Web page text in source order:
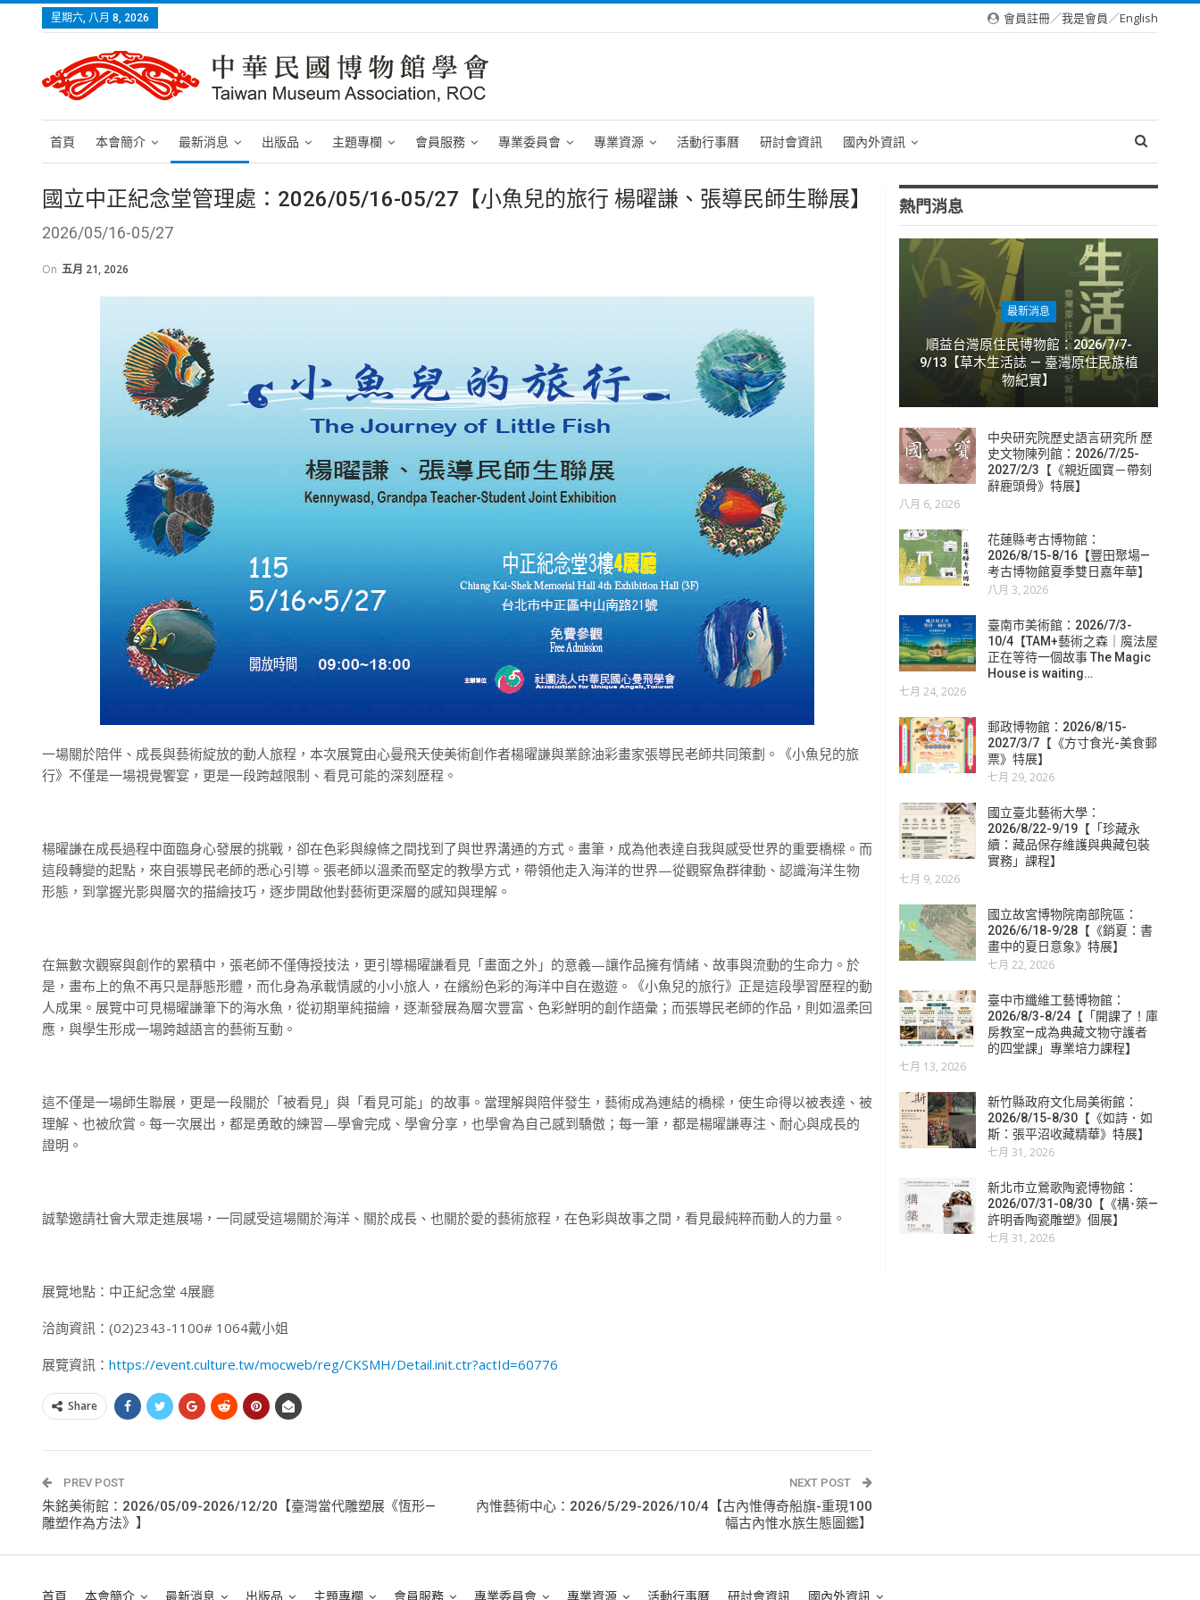
星期六, 八月 8, 2026 會員註冊／我是會員／English
首頁 本會簡介 最新消息 出版品 主題專欄 會員服務 專業委員會 專業資源 活動行事曆 研討會資訊 國內外資訊
國立中正紀念堂管理處：2026/05/16-05/27【小魚兒的旅行 楊曜謙、張導民師生聯展】
2026/05/16-05/27
On 五月 21, 2026
一場關於陪伴、成長與藝術綻放的動人旅程，本次展覽由心曼飛天使美術創作者楊曜謙與業餘油彩畫家張導民老師共同策劃。《小魚兒的旅
行》不僅是一場視覺饗宴，更是一段跨越限制、看見可能的深刻歷程。
楊曜謙在成長過程中面臨身心發展的挑戰，卻在色彩與線條之間找到了與世界溝通的方式。畫筆，成為他表達自我與感受世界的重要橋樑。而
這段轉變的起點，來自張導民老師的悉心引導。張老師以溫柔而堅定的教學方式，帶領他走入海洋的世界—從觀察魚群律動、認識海洋生物
形態，到掌握光影與層次的描繪技巧，逐步開啟他對藝術更深層的感知與理解。
在無數次觀察與創作的累積中，張老師不僅傳授技法，更引導楊曜謙看見「畫面之外」的意義—讓作品擁有情緒、故事與流動的生命力。於
是，畫布上的魚不再只是靜態形體，而化身為承載情感的小小旅人，在繽紛色彩的海洋中自在遨遊。《小魚兒的旅行》正是這段學習歷程的動
人成果。展覽中可見楊曜謙筆下的海水魚，從初期單純描繪，逐漸發展為層次豐富、色彩鮮明的創作語彙；而張導民老師的作品，則如溫柔回
應，與學生形成一場跨越語言的藝術互動。
這不僅是一場師生聯展，更是一段關於「被看見」與「看見可能」的故事。當理解與陪伴發生，藝術成為連結的橋樑，使生命得以被表達、被
理解、也被欣賞。每一次展出，都是勇敢的練習—學會完成、學會分享，也學會為自己感到驕傲；每一筆，都是楊曜謙專注、耐心與成長的
證明。
誠摯邀請社會大眾走進展場，一同感受這場關於海洋、關於成長、也關於愛的藝術旅程，在色彩與故事之間，看見最純粹而動人的力量。
展覽地點：中正紀念堂 4展廳
洽詢資訊：(02)2343-1100# 1064戴小姐
展覽資訊： https://event.culture.tw/mocweb/reg/CKSMH/Detail.init.ctr?actId=60776
Share
PREV POST
朱銘美術館：2026/05/09-2026/12/20【臺灣當代雕塑展《恆形—
雕塑作為方法》】
NEXT POST
內惟藝術中心：2026/5/29-2026/10/4【古內惟傳奇船旗-重現100
幅古內惟水族生態圖鑑】
熱門消息
最新消息
順益台灣原住民博物館：2026/7/7-
9/13【草木生活誌 — 臺灣原住民族植
物紀實】
中央研究院歷史語言研究所 歷
史文物陳列館：2026/7/25-
2027/2/3【《親近國寶－帶刻
辭鹿頭骨》特展】
八月 6, 2026
花蓮縣考古博物館：
2026/8/15-8/16【豐田聚場—
考古博物館夏季雙日嘉年華】
八月 3, 2026
臺南市美術館：2026/7/3-
10/4【TAM+藝術之森｜魔法屋
正在等待一個故事 The Magic
House is waiting…
七月 24, 2026
郵政博物館：2026/8/15-
2027/3/7【《方寸食光-美食郵
票》特展】
七月 29, 2026
國立臺北藝術大學：
2026/8/22-9/19【「珍藏永
續：藏品保存維護與典藏包裝
實務」課程】
七月 9, 2026
國立故宮博物院南部院區：
2026/6/18-9/28【《銷夏：書
畫中的夏日意象》特展】
七月 22, 2026
臺中市纖維工藝博物館：
2026/8/3-8/24【「開課了！庫
房教室—成為典藏文物守護者
的四堂課」專業培力課程】
七月 13, 2026
新竹縣政府文化局美術館：
2026/8/15-8/30【《如詩．如
斯：張平沼收藏精華》特展】
七月 31, 2026
新北市立鶯歌陶瓷博物館：
2026/07/31-08/30【《構･築—
許明香陶瓷雕塑》個展】
七月 31, 2026
首頁 本會簡介 最新消息 出版品 主題專欄 會員服務 專業委員會 專業資源 活動行事曆 研討會資訊 國內外資訊